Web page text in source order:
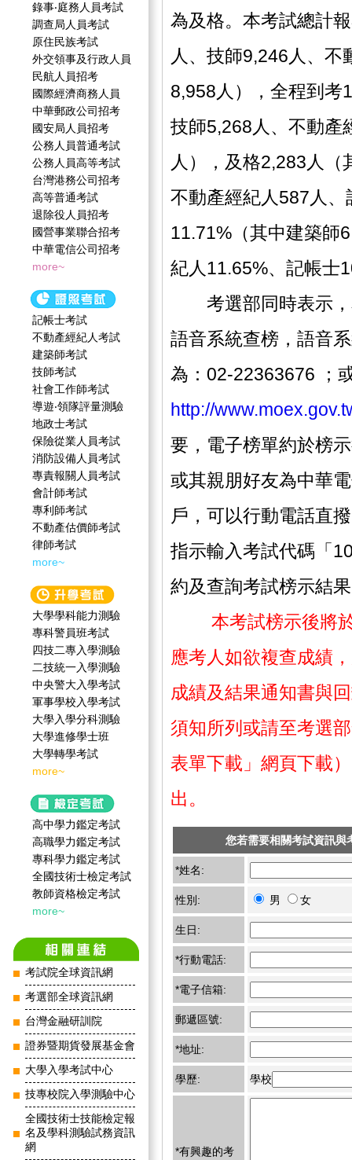
錄事‧庭務人員考試
調查局人員考試
原住民族考試
外交領事及行政人員
民航人員招考
國際經濟商務人員
中華郵政公司招考
國安局人員招考
公務人員普通考試
公務人員高等考試
台灣港務公司招考
高等普通考試
退除役人員招考
國營事業聯合招考
中華電信公司招考
more~
記帳士考試
不動產經紀人考試
建築師考試
技師考試
社會工作師‍考試
導遊‧領隊評量測驗
地政士考試
保險從業人員考試
消防設備人員考試
專責報關人員考試
會計師考試
專利師考試
不動產估價師考試
律師考試
more~
大學學科能力測驗
專科警員班考試
四技二專入學測驗
二技統一入學測驗
中央警大入學考試
軍事學校入學考試
大學入學分科測驗
大學進修學士班
大學轉學考試
more~
高中學力鑑定考試
高職學力鑑定考試
專科學力鑑定考試
全國技術士檢定考試
教師資格檢定考試
more~
考試院全球資訊網
考選部全球資訊網
台灣金融研訓院
證券暨期貨發展基金會
大學入學考試中心
技專校院入學測驗中心
全國技術士技能檢定報
名及學科測驗試務資訊
網
為及格。本考試總計
人、技師9,246人、
8,958人），全程到考
技師5,268人、不動產
人），及格2,283人
不動產經紀人587人
11.71%（其中建築師
紀人11.65%、記帳士
考選部同時表示，
語音系統查榜，語音
為： 02-22363676
；
http://
要，電子榜單約於榜
或其親朋好友為中華
戶，可以行動電話直
指示輸入考試代碼「
約及查詢考試榜示結
本考試榜示後將
應考人如欲複查成績
成績及結果通知書與
須知所列或請至考選
表單下載」網頁下載
出。
您若需要相關考試資訊與
*姓名:
性別: 男 女
生日:
*行動電話:
*電子信箱:
郵遞區號:
*地址:
學歷: 學校
*有興趣的考